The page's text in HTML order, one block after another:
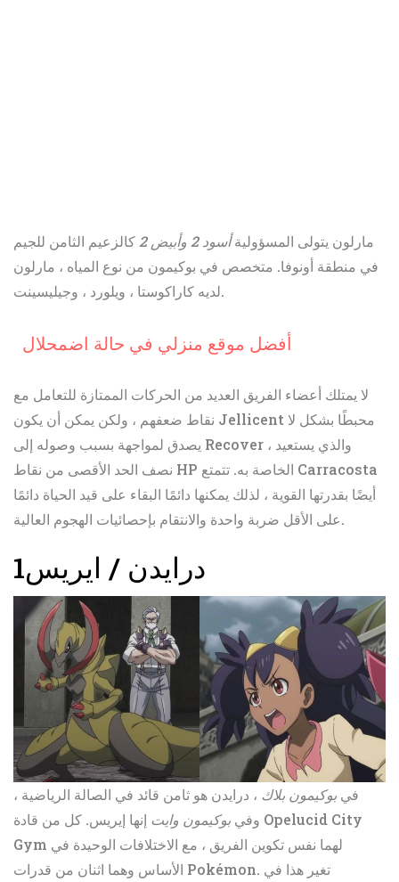
مارلون يتولى المسؤوليةأسود 2 وأبيض 2
كالزعيم الثامن للجيم
في منطقة أونوفا. متخصص في بوكيمون من نوع المياه ، مارلون
لديه كاراكوستا ، ويلورد ، وجيليسينت.
أفضل موقع منزلي في حالة اضمحلال
لا يمتلك أعضاء الفريق العديد من الحركات الممتازة للتعامل مع
نقاط ضعفهم ، ولكن يمكن أن يكون Jellicent محبطًا بشكل لا
يصدق لمواجهة بسبب وصوله إلى Recover ، والذي يستعيد
نصف الحد الأقصى من نقاط HP الخاصة به. تتمتع Carracosta
أيضًا بقدرتها القوية ، لذلك يمكنها دائمًا البقاء على قيد الحياة دائمًا
على الأقل ضربة واحدة والانتقام بإحصائيات الهجوم العالية.
1درايدن / ايريس
في بوكيمون بلاك ، درايدن هو ثامن قائد في الصالة الرياضية ،
وفي بوكيمون وايت إنها إيريس. كل من قادة Opelucid City
Gym لهما نفس تكوين الفريق ، مع الاختلافات الوحيدة في
الأساس وهما اثنان من قدرات Pokémon. تغير هذا في